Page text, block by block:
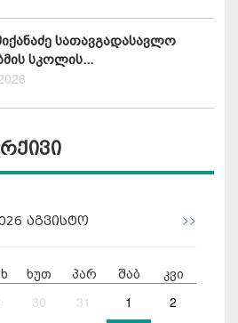
სათავგადასავლო
სკოლის...
აგვისტო >>
ხუთ პარ შაბ კვი
30 31 1 2